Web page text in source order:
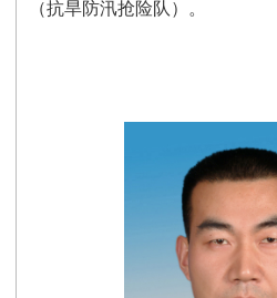
（抗旱防汛抢险队）。